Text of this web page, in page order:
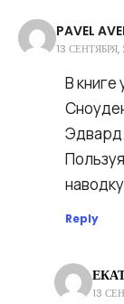
PAVEL
13 СЕНТЯБРЯ,
В книге
Эдвард.
Reply
13